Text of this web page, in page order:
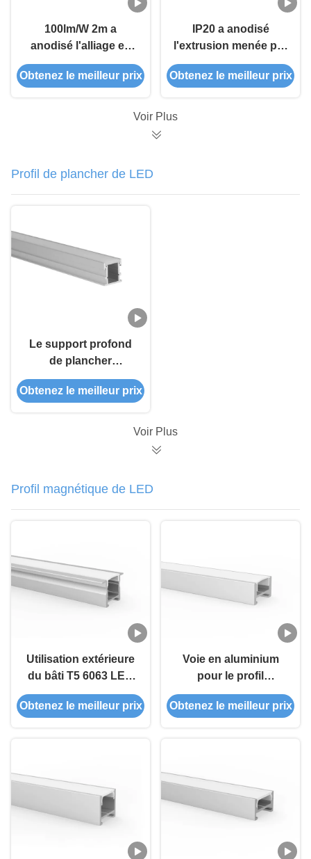
100lm/W 2m a
anodisé l'alliage en
aluminium mené du
profil 6063 pour la
Obtenez le meilleur prix
IP20 a anodisé
l'extrusion menée par
série de la largeur
18mm a suspendu
Obtenez le meilleur prix
Voir Plus
Profil de plancher de LED
Le support profond
de plancher
d'application
d'intérieur et
Obtenez le meilleur prix
Voir Plus
Profil magnétique de LED
Utilisation extérieure
du bâti T5 6063 LED
de profil magnétique
de l'alliage
Obtenez le meilleur prix
Voie en aluminium
pour le profil
magnétique de
l'éclairage de bande
Obtenez le meilleur prix